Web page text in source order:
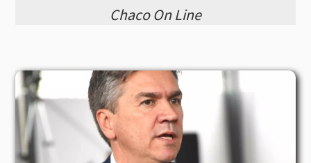
Chaco On Line